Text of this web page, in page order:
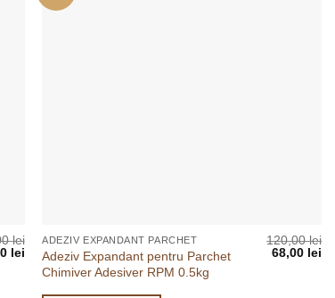
lei
leiPrețul
curent
este:
ADEZIV EXPANDANT PARCHET
Adeziv Expandant pentru Parchet
Chimiver Adesiver RPM 0.5kg
120,00lei
Prețul
68,00 lei